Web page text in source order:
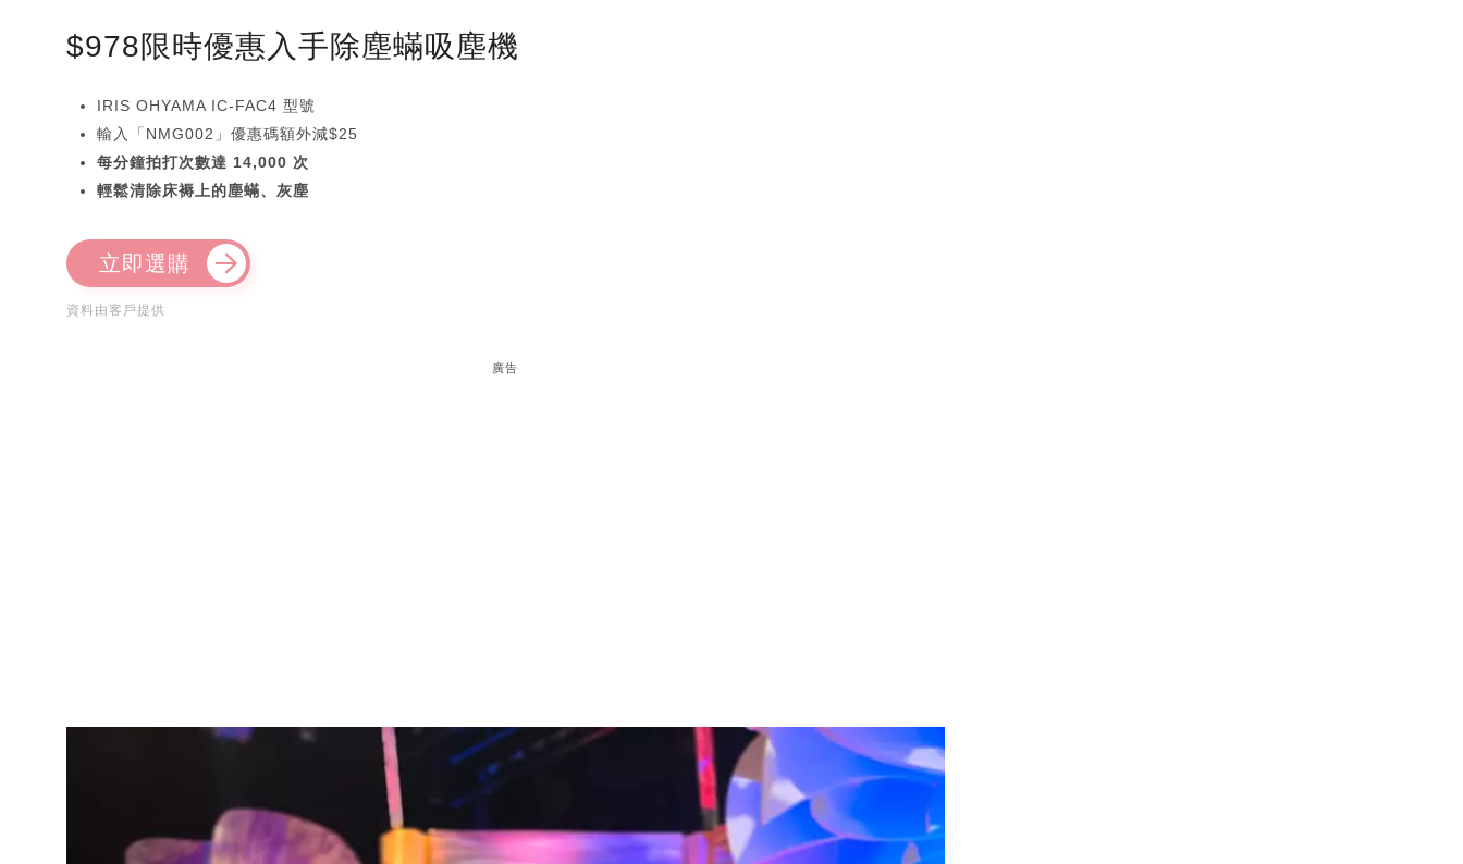
$978限時優惠入手除塵蟎吸塵機
IRIS OHYAMA IC-FAC4 型號
輸入「NMG002」優惠碼額外減$25
每分鐘拍打次數達 14,000 次
輕鬆清除床褥上的塵蟎、灰塵
立即選購
資料由客戶提供
廣告